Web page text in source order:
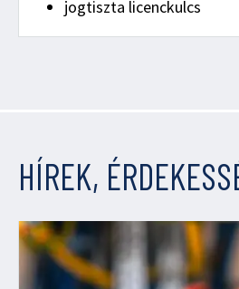
jogtiszta licenckulcs
HÍREK,